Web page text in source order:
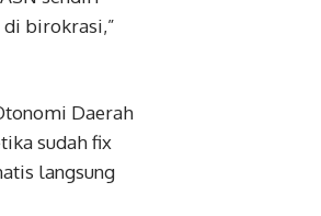
di birokrasi,”
Daerah
sudah fix
langsung